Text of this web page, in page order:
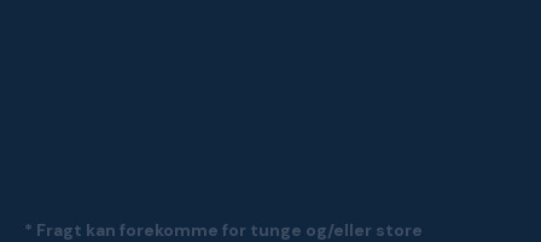
* Fragt kan forekomme for tunge og/eller store